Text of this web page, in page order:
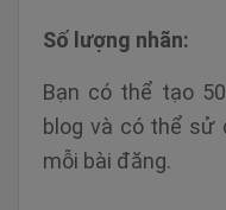
Số lượng nhãn:
Bạn có thể tạo
blog và có thể sử
mỗi bài đăng.